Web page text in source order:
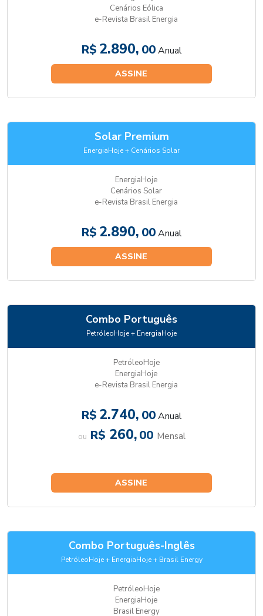
Cenários Eólica
e-Revista Brasil Energia
R$ 2.890, 00 Anual
ASSINE
Solar Premium
EnergiaHoje + Cenários Solar
EnergiaHoje
Cenários Solar
e-Revista Brasil Energia
R$ 2.890, 00 Anual
ASSINE
Combo Português
PetróleoHoje + EnergiaHoje
PetróleoHoje
EnergiaHoje
e-Revista Brasil Energia
R$ 2.740, 00 Anual
ou R$ 260,00 Mensal
ASSINE
Combo Português-Inglês
PetróleoHoje + EnergiaHoje + Brasil Energy
PetróleoHoje
EnergiaHoje
Brasil Energy